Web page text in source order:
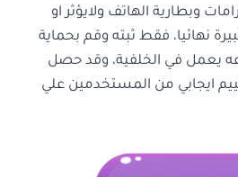
وبطارية الهاتف ولايؤثر او
نهائيا، فقط ثبته وقم بحماية
دعه يعمل في الخلفية، وقد حصل
400 الف تقييم ايجابي من المستخدمين علي